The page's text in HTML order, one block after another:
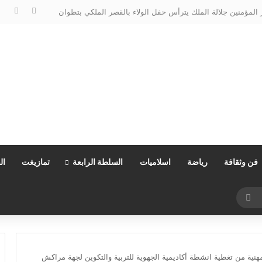
جلالة الملك يترأس حفل الولاء بالقصر الملكي بتطوان
فن وثقافة رياضة اسلاميات السلطة الرابعة تمازيغت
عن
من تغطية انشطة أكاديمية الجهوية للتربية والتكوين لجهة مراكش